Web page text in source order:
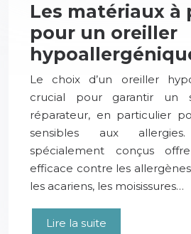
Les matériaux à
pour un oreiller
Le choix d’un oreiller
crucial pour garantir un
réparateur, en particulier
sensibles aux
spécialement conçus
efficace contre les
les acariens, les moisissures…
Lire la suite